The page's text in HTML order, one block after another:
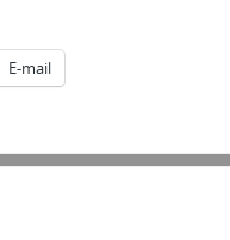
E-mail